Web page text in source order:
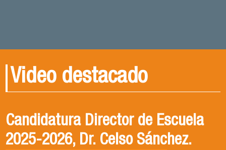
Video destacado
Gala Deportiva Usach 2025
Usach en el Territorio, capítulo 2
Candidatura Director de Escuela
2025-2026, Dr. Celso Sánchez.